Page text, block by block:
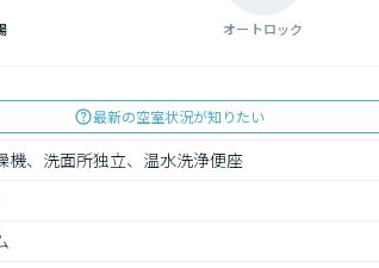
オートロック
最新の空室状況が知りたい
機、洗面所独立、温水洗浄便座